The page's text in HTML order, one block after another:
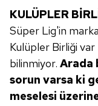
Çerezlere ilişkin
vasıtasıyla
için Ayarlar
Metnimiziziyaret
6698 sayılı Kişisel
hazırlanmış
KULÜPLER
Süper Lig'in
Kulüpler Birliği var
bilinmiyor. Arada
sorun varsa ki
meselesi